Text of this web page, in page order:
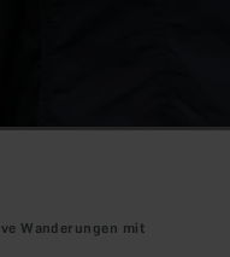
Wanderungen mit